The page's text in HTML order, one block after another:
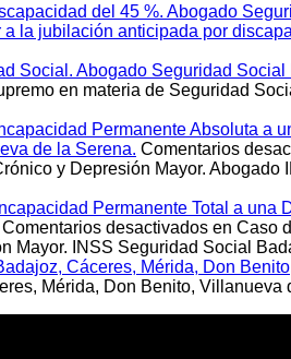
del 45 %. Abogado
la jubilación anticipada por
Social. Abogado Seguridad
en materia de Seguridad
Permanente Absoluta a
de la Serena. Comentarios
y Depresión Mayor.
Permanente Total a
Comentarios desactivados en Caso
Mayor. INSS Seguridad Social
Cáceres, Mérida, Don
Mérida, Don Benito, Villanueva